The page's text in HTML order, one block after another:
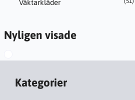
Väktarkläder
Nyligen visade
Kategorier